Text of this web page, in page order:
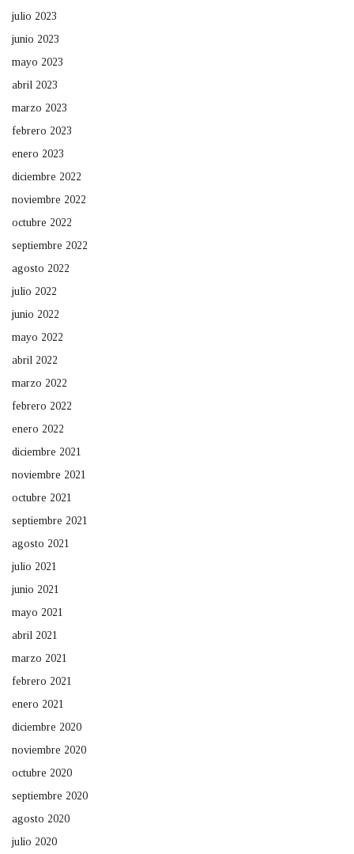
julio 2023
junio 2023
mayo 2023
abril 2023
marzo 2023
febrero 2023
enero 2023
diciembre 2022
noviembre 2022
octubre 2022
septiembre 2022
agosto 2022
julio 2022
junio 2022
mayo 2022
abril 2022
marzo 2022
febrero 2022
enero 2022
diciembre 2021
noviembre 2021
octubre 2021
septiembre 2021
agosto 2021
julio 2021
junio 2021
mayo 2021
abril 2021
marzo 2021
febrero 2021
enero 2021
diciembre 2020
noviembre 2020
octubre 2020
septiembre 2020
agosto 2020
julio 2020